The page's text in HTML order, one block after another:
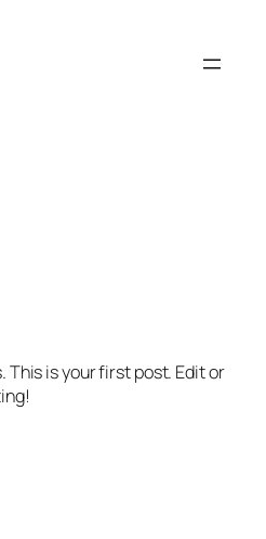
This is your first post. Edit or